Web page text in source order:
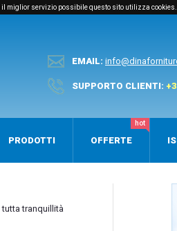
il miglior servizio possibile questo sito utilizza
EMAIL:
SUPPORTO CLIENTI:
PRODOTTI OFFERTE
hot
tranquillità